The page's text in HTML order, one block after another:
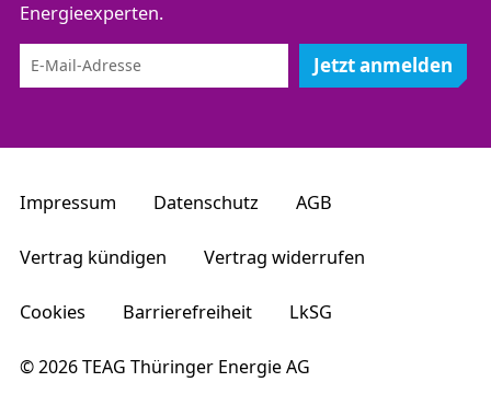
Energieexperten.
Jetzt anmelden
Impressum Datenschutz AGB
Vertrag kündigen Vertrag widerrufen
Cookies Barrierefreiheit LkSG
© 2026 TEAG Thüringer Energie AG